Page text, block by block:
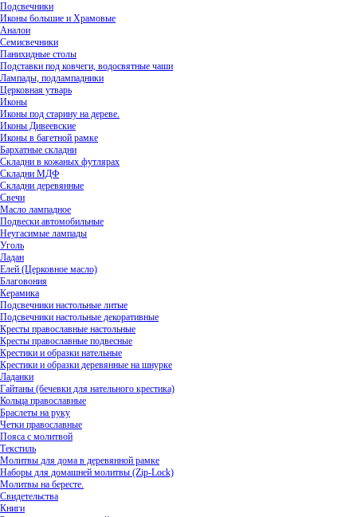
Подсвечники
Иконы большие и Храмовые
Аналои
Семисвечники
Панихидные столы
Подставки под ковчеги, водосвятные чаши
Лампады, подлампадники
Церковная утварь
Иконы
Иконы под старину на дереве.
Иконы Дивеевские
Иконы в багетной рамке
Бархатные складни
Складни в кожаных футлярах
Складни МДФ
Складни деревянные
Свечи
Масло лампадное
Подвески автомобильные
Неугасимые лампады
Уголь
Ладан
Елей (Церковное масло)
Благовония
Керамика
Подсвечники настольные литые
Подсвечники настольные декоративные
Кресты православные настольные
Кресты православные подвесные
Крестики и образки нательные
Крестики и образки деревянные на шнурке
Ладанки
Гайтаны (бечевки для нательного крестика)
Кольца православные
Браслеты на руку
Четки православные
Пояса с молитвой
Текстиль
Молитвы для дома в деревянной рамке
Наборы для домашней молитвы (Zip-Lock)
Молитвы на бересте.
Свидетельства
Книги